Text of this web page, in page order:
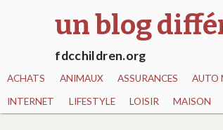
un blog
fdcchildren.org
ACHATS ANIMAUX ASSURANCES AUTO
INTERNET LIFESTYLE LOISIR MAISON